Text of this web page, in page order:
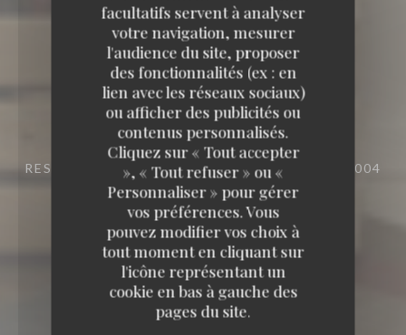
facultatifs servent à analyser
votre navigation, mesurer
l'audience du site, proposer
des fonctionnalités (ex : en
lien avec les réseaux sociaux)
ou afficher des publicités ou
contenus personnalisés.
Cliquez sur « Tout accepter
», « Tout refuser » ou «
Personnaliser » pour gérer
vos préférences. Vous
pouvez modifier vos choix à
tout moment en cliquant sur
l'icône représentant un
cookie en bas à gauche des
pages du site.
TAVLINE
RESTAURANT
25 RUE DU ROI DE SICILE 75004
PARIS
TAVLINE